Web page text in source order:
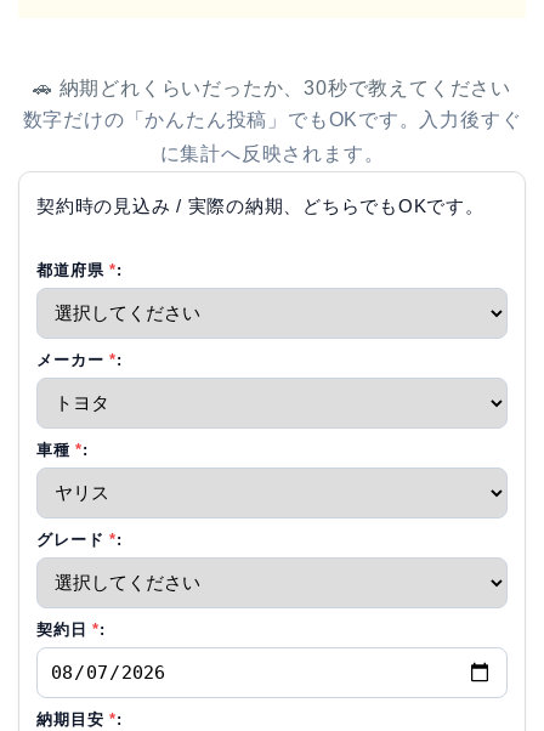
🚗 納期どれくらいだったか、30秒で教えてください
数字だけの「かんたん投稿」でもOKです。入力後すぐ
に集計へ反映されます。
契約時の見込み / 実際の納期、どちらでもOKです。
都道府県 *:
メーカー *:
車種 *:
グレード *:
契約日 *:
納期目安 *: